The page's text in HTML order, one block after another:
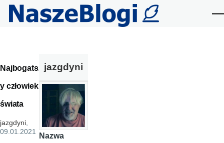
Przejdź do treści
Najbogatsz
y człowiek
świata
jazgdyni,
09.01.2021
jazgdyni
Nazwa